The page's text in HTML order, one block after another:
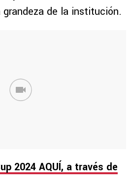
de la institución.
2024 AQUÍ, a través de